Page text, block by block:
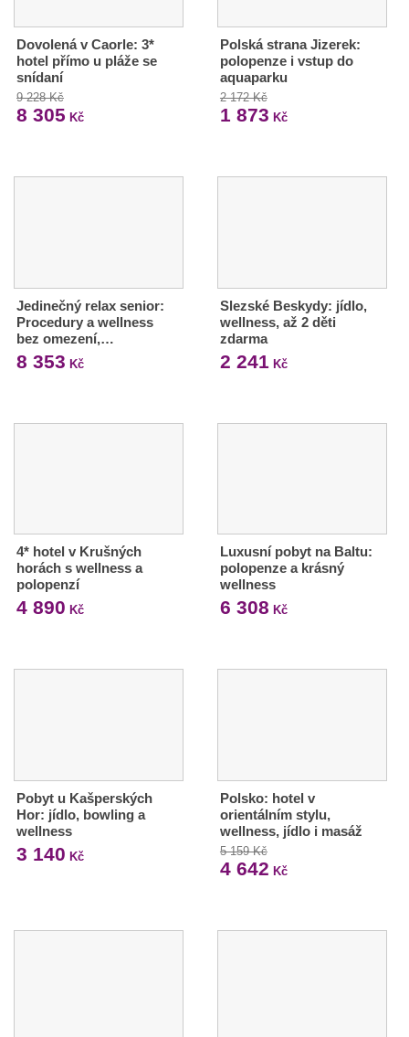
Dovolená v Caorle: 3*
hotel přímo u pláže se
snídaní
9 228 Kč
8 305 Kč
Polská strana Jizerek:
polopenze i vstup do
aquaparku
2 172 Kč
1 873 Kč
Jedinečný relax senior:
Procedury a wellness
bez omezení,…
8 353 Kč
Slezské Beskydy: jídlo,
wellness, až 2 děti
zdarma
2 241 Kč
4* hotel v Krušných
horách s wellness a
polopenzí
4 890 Kč
Luxusní pobyt na Baltu:
polopenze a krásný
wellness
6 308 Kč
Pobyt u Kašperských
Hor: jídlo, bowling a
wellness
3 140 Kč
Polsko: hotel v
orientálním stylu,
wellness, jídlo i masáž
5 159 Kč
4 642 Kč